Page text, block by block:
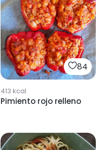
84
413 kcal
Pimiento rojo relleno